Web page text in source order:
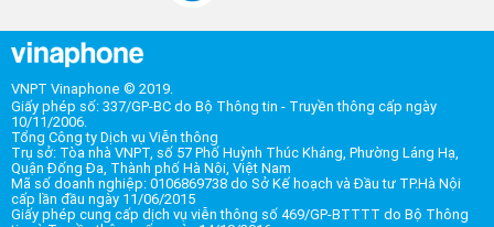
VNPT Vinaphone © 2019.
Giấy phép số: 337/GP-BC do Bộ Thông tin - Truyền thông cấp ngày
10/11/2006.
Tổng Công ty Dịch vụ Viễn thông
Trụ sở: Tòa nhà VNPT, số 57 Phố Huỳnh Thúc Kháng, Phường Láng Hạ,
Quận Đống Đa, Thành phố Hà Nội, Việt Nam
Mã số doanh nghiệp: 0106869738 do Sở Kế hoạch và Đầu tư TP.Hà Nội
cấp lần đầu ngày 11/06/2015
Giấy phép cung cấp dịch vụ viễn thông số 469/GP-BTTTT do Bộ Thông